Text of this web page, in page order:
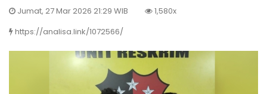
Jumat, 27 Mar 2026 21:29 WIB
1,580x
https://analisa.link/1072566/